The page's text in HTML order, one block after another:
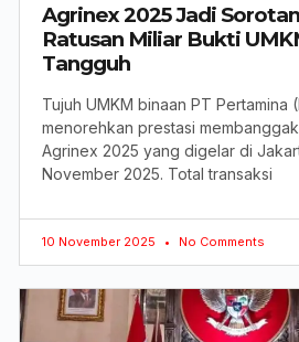
Agrinex 2025 Jadi
Ratusan Miliar Bukti
Tangguh
Tujuh UMKM binaan PT Pertamina
menorehkan prestasi
Agrinex 2025 yang digelar di
November 2025. Total transaksi
10 November 2025 No Comments